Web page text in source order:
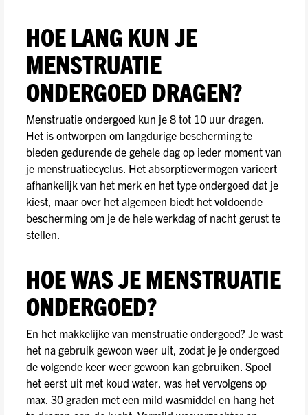
HOE LANG KUN JE
MENSTRUATIE
ONDERGOED DRAGEN?
Menstruatie ondergoed kun je 8 tot 10 uur dragen.
Het is ontworpen om langdurige bescherming te
bieden gedurende de gehele dag op ieder moment van
je menstruatiecyclus. Het absorptievermogen varieert
afhankelijk van het merk en het type ondergoed dat je
kiest, maar over het algemeen biedt het voldoende
bescherming om je de hele werkdag of nacht gerust te
stellen.
HOE WAS JE MENSTRUATIE
ONDERGOED?
En het makkelijke van menstruatie ondergoed? Je wast
het na gebruik gewoon weer uit, zodat je je ondergoed
de volgende keer weer gewoon kan gebruiken. Spoel
het eerst uit met koud water, was het vervolgens op
max. 30 graden met een mild wasmiddel en hang het